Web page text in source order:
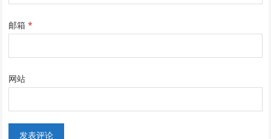
邮箱*
网站